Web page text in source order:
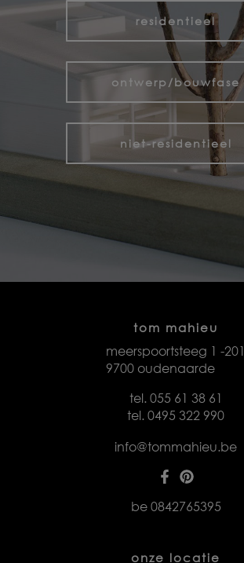
residentieel
ontwerp/bouwfase
niet-residentieel
tom mahieu
meerspoortsteeg 1 -201
9700 oudenaarde
tel. 055 61 38 61
tel. 0495 322 990
info@tommahieu.be
be 0842765395
onze locatie